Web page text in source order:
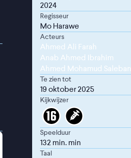
2024
Regisseur
Mo Harawe
Acteurs
Ahmed Ali Farah
Anab Ahmed Ibrahim
Ahmed Mohamud Saleban
Te zien tot
19 oktober 2025
Kijkwijzer
Speelduur
132 min. min
Taal